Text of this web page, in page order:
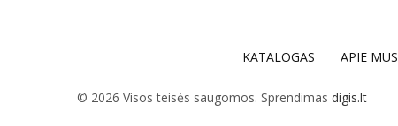
KATALOGAS APIE MUS
© 2026 Visos teisės saugomos. Sprendimas digis.lt